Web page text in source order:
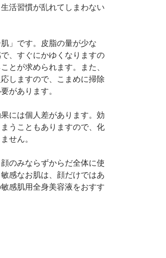
活習慣が乱れてしまわない
」です。皮脂の量が少な
、すぐにかゆくなりますの
とが求められます。また、
しますので、こまめに掃除
があります。
には個人差があります。効
うこともありますので、化
せん。
のみならずからだ全体に使
感なお肌は、顔だけではあ
感肌用全身美容液をおすす